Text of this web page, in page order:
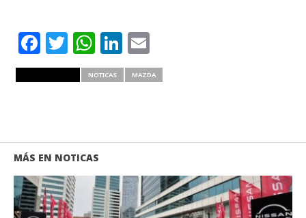
Facebook
Twitter
WhatsApp
LinkedIn
Email
NOTICAS MAZDA
MÁS EN NOTICAS